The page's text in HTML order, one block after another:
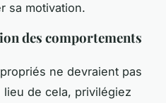
sa motivation.
des comportements
ne devraient pas
de cela, privilégiez